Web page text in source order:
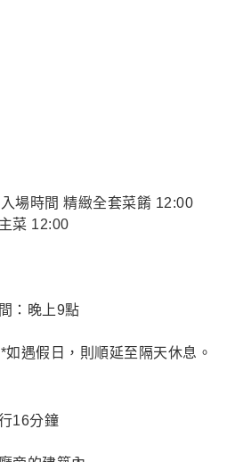
場時間 精緻全套菜餚 12:00
菜 12:00
：晚上9點
遇假日，則順延至隔天休息。
16分鐘